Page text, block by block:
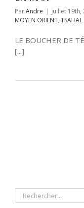
ParAndre | juillet 19th,
MOYEN ORIENT, TSAHAL
LE BOUCHER DE
[...]
Rechercher: